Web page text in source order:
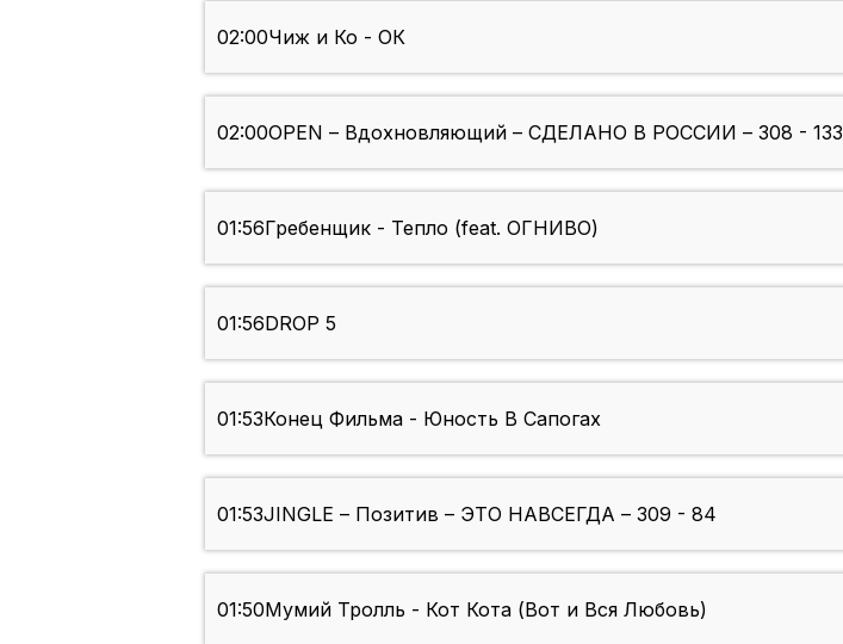
02:00Чиж и Ко - ОК
02:00OPEN – Вдохновляющий – СДЕЛАНО В РОССИИ – 308 - 133
01:56Гребенщик - Тепло (feat. ОГНИВО)
01:56DROP 5
01:53Конец Фильма - Юность В Сапогах
01:53JINGLE – Позитив – ЭТО НАВСЕГДА – 309 - 84
01:50Мумий Тролль - Кот Кота (Вот и Вся Любовь)